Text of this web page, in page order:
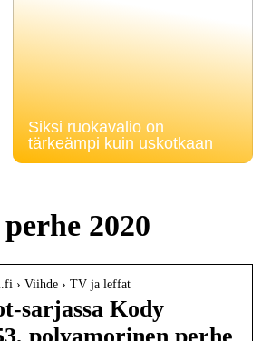
Siksi ruokavalio on
tärkeämpi kuin uskotkaan
2020
› Viihde › TV ja leffat
sarjassa Kody
polyamorinen perhe